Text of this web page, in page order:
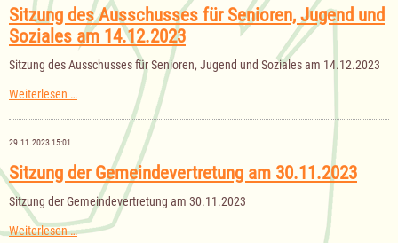
Sitzung des Ausschusses für Senioren, Jugend und
Soziales am 14.12.2023
Sitzung des Ausschusses für Senioren, Jugend und Soziales am 14.12.2023
Weiterlesen …
Ausschusses
Senioren,
Jugend
und
Soziales
am
14.12.2023
29.11.2023 15:01
Sitzung der Gemeindevertretung am 30.11.2023
Sitzung der Gemeindevertretung am 30.11.2023
Weiterlesen …Sitzung